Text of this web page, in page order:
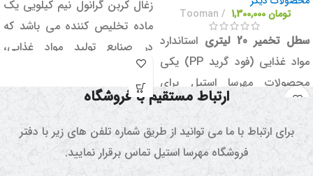
تومان1,300,000
Tooman
سطل تخمیر 20 لیتری
استاندارد
مواد غذایی (فود گرید PP) یکی
محصولات مهرسا استیل برای
کارگاه های مواد غذایی صنعتی
می باشد که ویژگی های منحصر
بفردی دارد که در ادامه آن ها را
شرح خواهیم داد.
زغال کربن گرانول نیم کیلویی یک
ماده تخلیص کننده می باشد که
در صنایع تولید مواد غذایی،
دارویی، تصفیه خانه ها،
عرقگیری، گلابگیری و تقطیر
استفاده می شود.
ارتباط مستقیم با فروشگاه
برای ارتباط با ما می توانید از طریق شماره تلفن های زیر با دفتر
فروشگاه مهرسا استیل تماس برقرار نمایید.